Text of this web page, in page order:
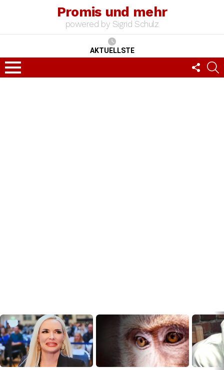
Promis und mehr
powered by Sigrid Schulz
AKTUELLSTE
Menu
US
TOP
NEWS